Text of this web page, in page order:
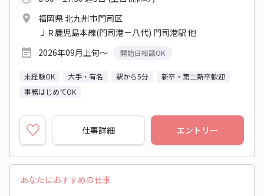
福岡県 北九州市門司区
ＪＲ鹿児島本線(門司港－八代) 門司港駅 他
2026年09月上旬～
開始日相談OK
未経験OK 大手・有名 駅から5分
新卒・第二新卒歓迎
事務はじめてOK
仕事詳細 エントリー
あなたにおすすめの仕事